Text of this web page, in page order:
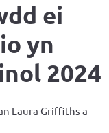
ei
yn
2024
Laura Griffiths a